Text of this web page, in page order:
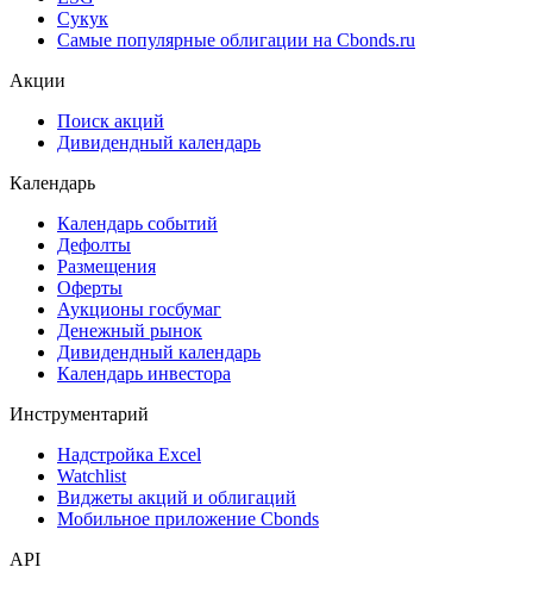
Сукук
Самые популярные облигации на Cbonds.ru
Акции
Поиск акций
Дивидендный календарь
Календарь
Календарь событий
Дефолты
Размещения
Оферты
Аукционы госбумаг
Денежный рынок
Дивидендный календарь
Календарь инвестора
Инструментарий
Надстройка Excel
Watchlist
Виджеты акций и облигаций
Мобильное приложение Cbonds
API